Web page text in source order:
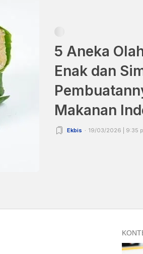
5 Aneka
Enak dan
Makanan
Ekbis 19/03/2026 | 9:35